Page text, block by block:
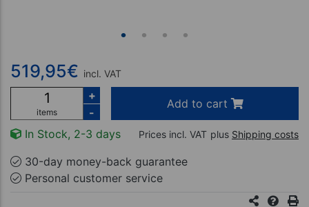
519,95€ incl. VAT
items
+
-
Add to cart
In Stock, 2-3 days Prices incl. VAT plus Shipping costs
30-day money-back guarantee
Personal customer service